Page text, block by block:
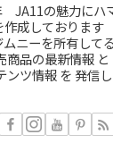
JA11の魅力にハ
成しております
ニーを所有して
商品の最新情報
ンツ情報 を 発信